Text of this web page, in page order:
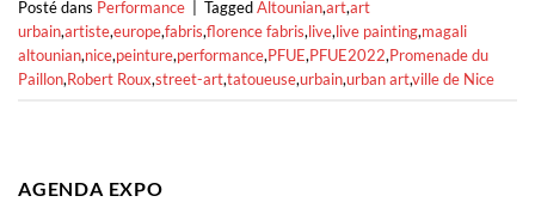
Posté dans Performance | TaggedAltounian,art,art
urbain,artiste,europe,fabris,florence fabris,live,live painting,magali
altounian,nice,peinture,performance,PFUE,PFUE2022,Promenade du
Paillon,Robert Roux,street-art,tatoueuse,urbain,urban art,ville de Nice
AGENDA EXPO